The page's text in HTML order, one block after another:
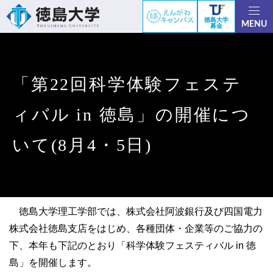
徳島大学
募金
MENU
「第22回科学体験フェステ
ィバル in 徳島」の開催につ
いて(8月4・5日)
徳島大学理工学部では、株式会社阿波銀行及び四国電力
株式会社徳島支店をはじめ、各種団体・企業等のご協力の
下、本年も下記のとおり「科学体験フェスティバル in 徳
島」を開催します。